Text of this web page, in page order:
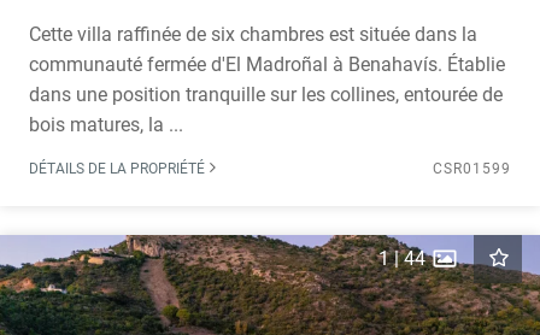
Cette villa raffinée de six chambres est située dans la
communauté fermée d'El Madroñal à Benahavís. Établie
dans une position tranquille sur les collines, entourée de
bois matures, la ...
DÉTAILS DE LA PROPRIÉTÉ CSR01599
1|44